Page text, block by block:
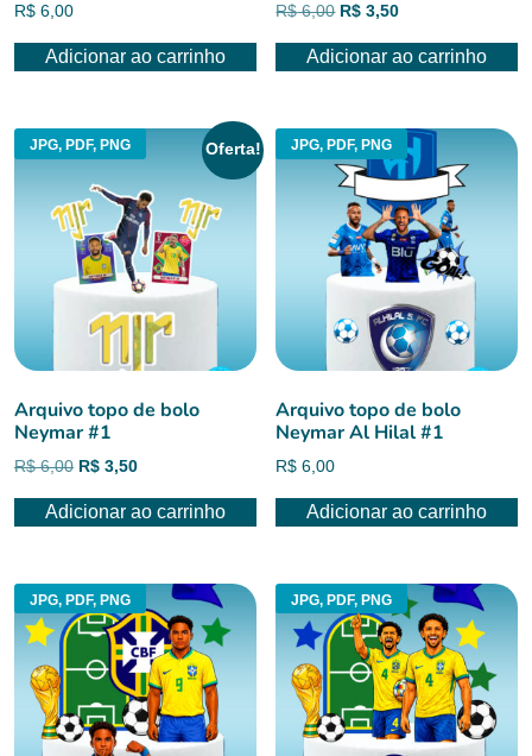
R$ 6,00
Adicionar ao carrinho
R$6,00 O
original
R$ 3,50O
atual
Adicionar ao carrinho
JPG, PDF, PNG Oferta!
Arquivo topo de bolo
Neymar #1
R$6,00 O
original
R$ 3,50O
atual
Adicionar ao carrinho
JPG, PDF, PNG
Arquivo topo de bolo
Neymar Al Hilal #1
R$ 6,00
Adicionar ao carrinho
JPG, PDF, PNG JPG, PDF, PNG